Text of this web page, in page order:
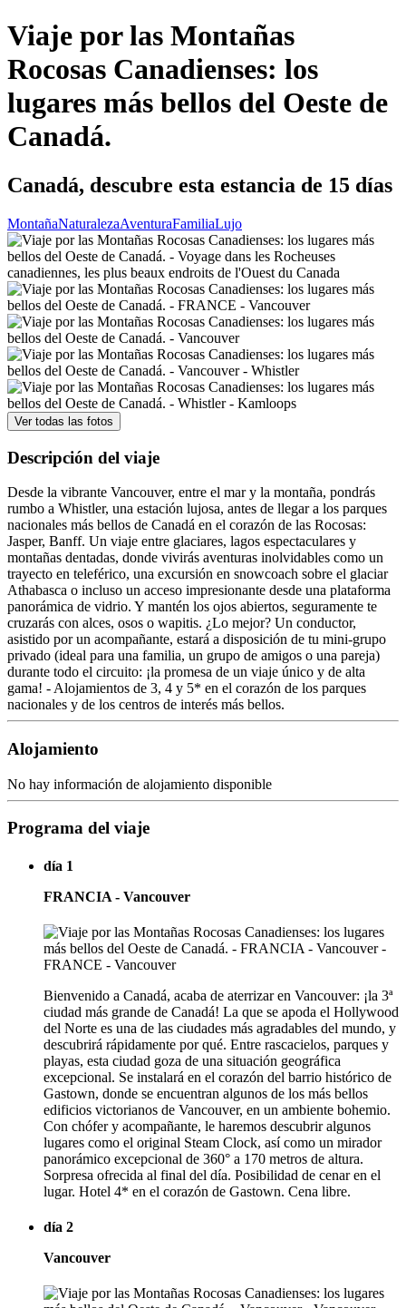
Viaje por las Montañas
Rocosas Canadienses: los
lugares más bellos del Oeste de
Canadá.
Canadá, descubre esta estancia de 15 días
MontañaNaturalezaAventuraFamiliaLujo
Ver todas las fotos
Descripción del viaje
Desde la vibrante Vancouver, entre el mar y la montaña, pondrás
rumbo a Whistler, una estación lujosa, antes de llegar a los parques
nacionales más bellos de Canadá en el corazón de las Rocosas:
Jasper, Banff. Un viaje entre glaciares, lagos espectaculares y
montañas dentadas, donde vivirás aventuras inolvidables como un
trayecto en teleférico, una excursión en snowcoach sobre el glaciar
Athabasca o incluso un acceso impresionante desde una plataforma
panorámica de vidrio. Y mantén los ojos abiertos, seguramente te
cruzarás con alces, osos o wapitis. ¿Lo mejor? Un conductor,
asistido por un acompañante, estará a disposición de tu mini-grupo
privado (ideal para una familia, un grupo de amigos o una pareja)
durante todo el circuito: ¡la promesa de un viaje único y de alta
gama! - Alojamientos de 3, 4 y 5* en el corazón de los parques
nacionales y de los centros de interés más bellos.
Alojamiento
No hay información de alojamiento disponible
Programa del viaje
día 1
FRANCIA - Vancouver
Bienvenido a Canadá, acaba de aterrizar en Vancouver: ¡la 3ª
ciudad más grande de Canadá! La que se apoda el Hollywood
del Norte es una de las ciudades más agradables del mundo, y
descubrirá rápidamente por qué. Entre rascacielos, parques y
playas, esta ciudad goza de una situación geográfica
excepcional. Se instalará en el corazón del barrio histórico de
Gastown, donde se encuentran algunos de los más bellos
edificios victorianos de Vancouver, en un ambiente bohemio.
Con chófer y acompañante, le haremos descubrir algunos
lugares como el original Steam Clock, así como un mirador
panorámico excepcional de 360° a 170 metros de altura.
Sorpresa ofrecida al final del día. Posibilidad de cenar en el
lugar. Hotel 4* en el corazón de Gastown. Cena libre.
día 2
Vancouver